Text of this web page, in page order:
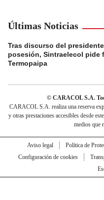
Últimas Noticias
Tras discurso del
posesión, Sintraelecol pide
Termopaipa
© CARACOL S.A.
CARACOL S.A. realiza una reserva
y otras prestaciones accesibles desde
medios que
Aviso legal Política de
Configuración de cookies